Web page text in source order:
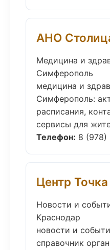
АНО
Медицина и
Симферополь
медицина и
Симферополь:
расписания,
сервисы для
Телефон: 8 (978)
Центр
Новости и
Краснодар
новости и
справочник